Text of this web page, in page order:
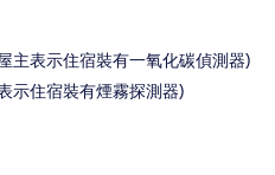
主表示住宿裝有一氧化碳偵測器)
示住宿裝有煙霧探測器)